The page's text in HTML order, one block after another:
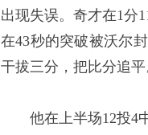
出现失误。奇才在1分
在43秒的突破被沃尔
干拔三分，把比分追平
他在上半场12投4